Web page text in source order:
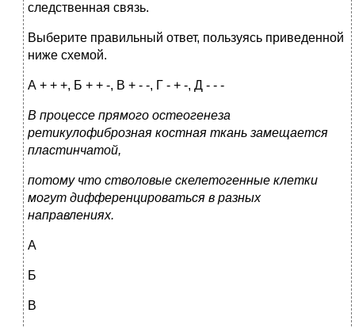
следственная связь.
Выберите правильный ответ, пользуясь приведенной
ниже схемой.
А + + +, Б + + -, В + - -, Г - + -, Д - - -
В процессе прямого остеогенеза
ретикулофиброзная костная ткань замещается
пластинчатой,
потому что стволовые скелетогенные клетки
могут дифференцироваться в разных
направлениях.
А
Б
В